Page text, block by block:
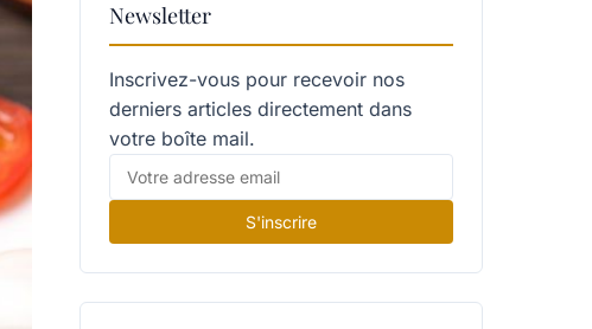
Newsletter
Inscrivez-vous pour recevoir nos
derniers articles directement dans
votre boîte mail.
S'inscrire